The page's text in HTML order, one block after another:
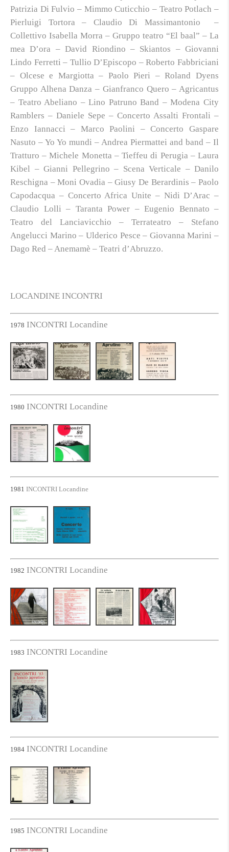
Patrizia Di Fulvio – Mimmo Cuticchio – Teatro Potlach –
Pierluigi Tortora – Claudio Di Massimantonio ­ –
Collettivo Isabella Morra – Gruppo teatro “El baal” – La
mea D’ora – David Riondino – Skiantos – Giovanni
Lindo Ferretti – Tullio D’Episcopo – Roberto Fabbriciani
– Olcese e Margiotta – Paolo Pieri – Roland Dyens
Gruppo Alhena Danza – Gianfranco Quero – Agricantus
– Teatro Abeliano – Lino Patruno Band – Modena City
Ramblers – Daniele Sepe – Concerto Assalti Frontali –
Enzo Iannacci – Marco Paolini – Concerto Gaspare
Nasuto – Yo Yo mundi – Andrea Piermattei and band – Il
Tratturo – Michele Monetta – Tieffeu di Perugia – Laura
Kibel – Gianni Pellegrino – Scena Verticale – Danilo
Reschigna – Moni Ovadia – Giusy De Berardinis – Paolo
Capodacqua – Concerto Africa Unite – Nidi D’Arac –
Claudio Lolli – Taranta Power – Eugenio Bennato –
Teatro del Lanciavicchio – Terrateatro – Stefano
Angelucci Marino – Ulderico Pesce – Giovanna Marini –
Dago Red – Anemamè – Teatri d’Abruzzo.
LOCANDINE INCONTRI
1978 INCONTRI Locandine
1980 INCONTRI Locandine
1981 INCONTRI Locandine
1982 INCONTRI Locandine
1983 INCONTRI Locandine
1984 INCONTRI Locandine
1985 INCONTRI Locandine